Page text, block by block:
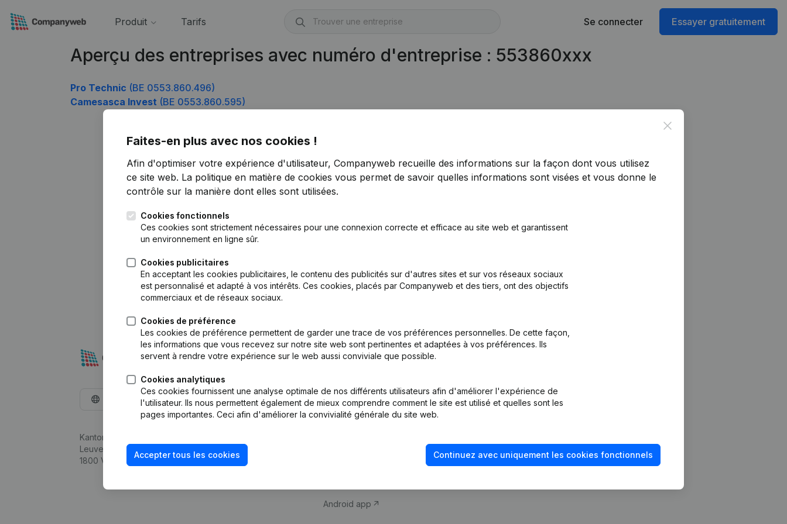
Produit Tarifs Se connecter Essayer gratuitement
Aperçu des entreprises avec numéro d'entreprise : 553860xxx
Pro Technic (BE 0553.860.496)
Camesasca Invest (BE 0553.860.595)
Close
Faites-en plus avec nos cookies !
Afin d'optimiser votre expérience d'utilisateur, Companyweb recueille des informations sur la façon dont vous utilisez
ce site web. La politique en matière de cookies vous permet de savoir quelles informations sont visées et vous donne le
contrôle sur la manière dont elles sont utilisées.
Cookies fonctionnels
Ces cookies sont strictement nécessaires pour une connexion correcte et efficace au site web et garantissent
un environnement en ligne sûr.
Cookies publicitaires
En acceptant les cookies publicitaires, le contenu des publicités sur d'autres sites et sur vos réseaux sociaux
est personnalisé et adapté à vos intérêts. Ces cookies, placés par Companyweb et des tiers, ont des objectifs
commerciaux et de réseaux sociaux.
Cookies de préférence
Les cookies de préférence permettent de garder une trace de vos préférences personnelles. De cette façon,
les informations que vous recevez sur notre site web sont pertinentes et adaptées à vos préférences. Ils
servent à rendre votre expérience sur le web aussi conviviale que possible.
Cookies analytiques
Ces cookies fournissent une analyse optimale de nos différents utilisateurs afin d'améliorer l'expérience de
l'utilisateur. Ils nous permettent également de mieux comprendre comment le site est utilisé et quelles sont les
pages importantes. Ceci afin d'améliorer la convivialité générale du site web.
Accepter tous les cookies Continuez avec uniquement les cookies fonctionnels
Français
Kantorenpark Everest
Leuvensesteenweg 248D,
1800 Vilvoorde
Produit
d’entreprise
Monitoring
Android app
fraude
Consulter des comptes annuels
Vérification de la solvabilité